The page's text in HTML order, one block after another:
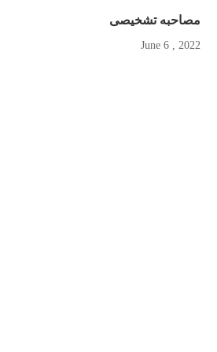
مصاحبه تشخیصی
2022 , June 6